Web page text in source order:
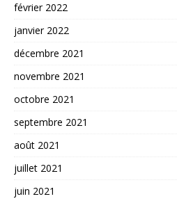
février 2022
janvier 2022
décembre 2021
novembre 2021
octobre 2021
septembre 2021
août 2021
juillet 2021
juin 2021